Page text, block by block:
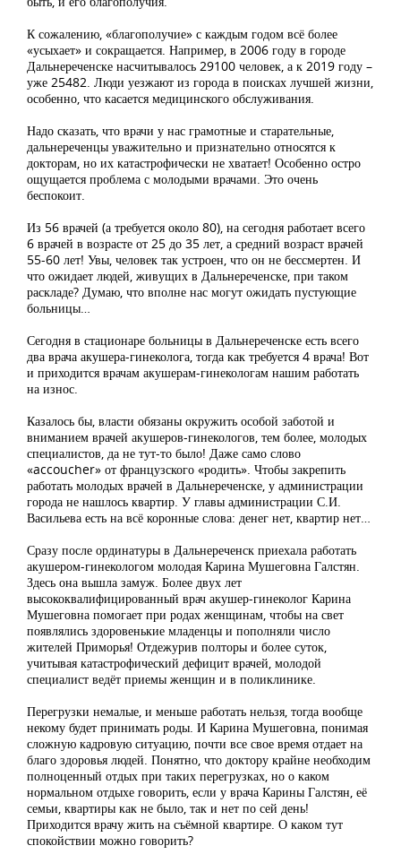
К сожалению, «благополучие» с каждым годом всё более
«усыхает» и сокращается. Например, в 2006 году в городе
Дальнереченске насчитывалось 29100 человек, а к 2019 году –
уже 25482. Люди уезжают из города в поисках лучшей жизни,
особенно, что касается медицинского обслуживания.
Надо сказать, что врачи у нас грамотные и старательные,
дальнереченцы уважительно и признательно относятся к
докторам, но их катастрофически не хватает! Особенно остро
ощущается проблема с молодыми врачами. Это очень
беспокоит.
Из 56 врачей (а требуется около 80), на сегодня работает всего
6 врачей в возрасте от 25 до 35 лет, а средний возраст врачей
55-60 лет! Увы, человек так устроен, что он не бессмертен. И
что ожидает людей, живущих в Дальнереченске, при таком
раскладе? Думаю, что вполне нас могут ожидать пустующие
больницы…
Сегодня в стационаре больницы в Дальнереченске есть всего
два врача акушера-гинеколога, тогда как требуется 4 врача! Вот
и приходится врачам акушерам-гинекологам нашим работать
на износ.
Казалось бы, власти обязаны окружить особой заботой и
вниманием врачей акушеров-гинекологов, тем более, молодых
специалистов, да не тут-то было! Даже само слово
«accoucher» от французского «родить». Чтобы закрепить
работать молодых врачей в Дальнереченске, у администрации
города не нашлось квартир. У главы администрации С.И.
Васильева есть на всё коронные слова: денег нет, квартир нет…
Сразу после ординатуры в Дальнереченск приехала работать
акушером-гинекологом молодая Карина Мушеговна Галстян.
Здесь она вышла замуж. Более двух лет
высококвалифицированный врач акушер-гинеколог Карина
Мушеговна помогает при родах женщинам, чтобы на свет
появлялись здоровенькие младенцы и пополняли число
жителей Приморья! Отдежурив полторы и более суток,
учитывая катастрофический дефицит врачей, молодой
специалист ведёт приемы женщин и в поликлинике.
Перегрузки немалые, и меньше работать нельзя, тогда вообще
некому будет принимать роды. И Карина Мушеговна, понимая
сложную кадровую ситуацию, почти все свое время отдает на
благо здоровья людей. Понятно, что доктору крайне необходим
полноценный отдых при таких перегрузках, но о каком
нормальном отдыхе говорить, если у врача Карины Галстян, её
семьи, квартиры как не было, так и нет по сей день!
Приходится врачу жить на съёмной квартире. О каком тут
спокойствии можно говорить?